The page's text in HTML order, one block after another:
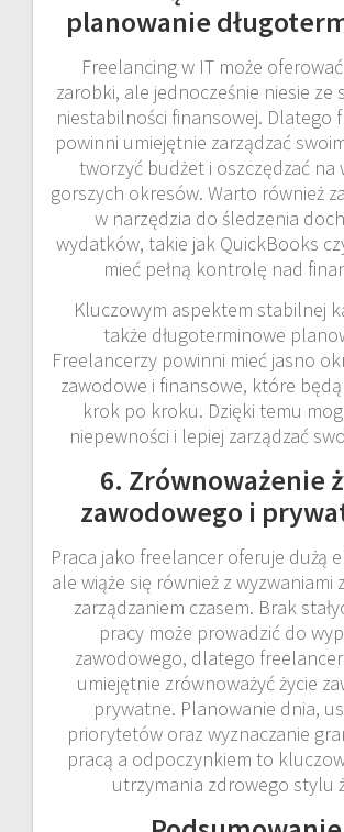
planowanie
Freelancing w IT może
zarobki, ale jednocześnie niesie ze
niestabilności finansowej. Dlatego
powinni umiejętnie zarządzać
tworzyć budżet i oszczędzać na
gorszych okresów. Warto również
w narzędzia do śledzenia
wydatków, takie jak QuickBooks
mieć pełną kontrolę nad
Kluczowym aspektem stabilnej
także długoterminowe
Freelancerzy powinni mieć jasno
zawodowe i finansowe, które
krok po kroku. Dzięki temu
niepewności i lepiej zarządzać
6. Zrównoważenie
zawodowego i
Praca jako freelancer oferuje dużą
ale wiąże się również z wyzwaniami
zarządzaniem czasem. Brak
pracy może prowadzić do
zawodowego, dlatego
umiejętnie zrównoważyć życie
prywatne. Planowanie dnia,
priorytetów oraz wyznaczanie
pracą a odpoczynkiem to
utrzymania zdrowego stylu